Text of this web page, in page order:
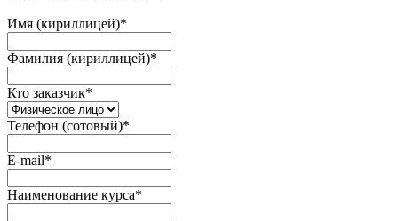
Имя (кириллицей)*
Фамилия (кириллицей)*
Кто заказчик*
Телефон (сотовый)*
E-mail*
Наименование курса*